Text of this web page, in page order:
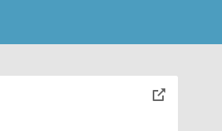
toggle